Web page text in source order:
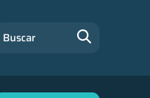
Buscar